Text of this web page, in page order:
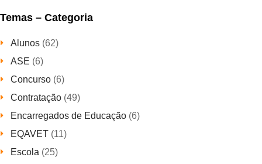
Temas – Categoria
Alunos (62)
ASE (6)
Concurso (6)
Contratação (49)
Encarregados de Educação (6)
EQAVET (11)
Escola (25)